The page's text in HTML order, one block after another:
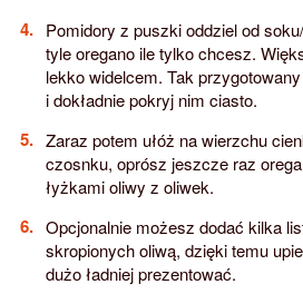
Pomidory z puszki oddziel od
tyle oregano ile tylko chcesz.
lekko widelcem. Tak
i dokładnie pokryj nim ciasto.
Zaraz potem ułóż na wierzchu
czosnku, oprósz jeszcze raz
łyżkami oliwy z oliwek.
Opcjonalnie możesz dodać kilka
skropionych oliwą, dzięki temu
dużo ładniej prezentować.